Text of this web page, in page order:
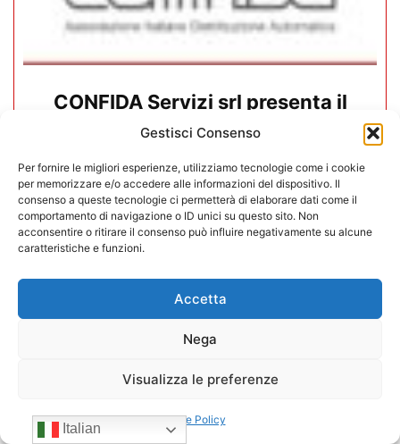
Gestisci Consenso
Per fornire le migliori esperienze, utilizziamo tecnologie come i cookie
per memorizzare e/o accedere alle informazioni del dispositivo. Il
consenso a queste tecnologie ci permetterà di elaborare dati come il
comportamento di navigazione o ID unici su questo sito. Non
acconsentire o ritirare il consenso può influire negativamente su alcune
caratteristiche e funzioni.
Accetta
Nega
Visualizza le preferenze
Cookie Policy
CONFIDA Servizi srl presenta il
nuovo Consiglio di Amministrazione
17/07/2026
Italian